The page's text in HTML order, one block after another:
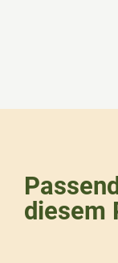
diesem